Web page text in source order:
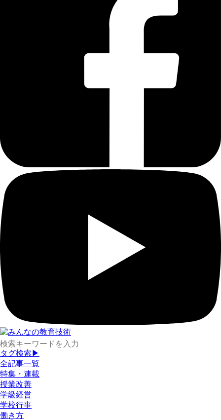
タグ検索▶
全記事一覧
特集・連載
授業改善
学級経営
学校行事
働き方